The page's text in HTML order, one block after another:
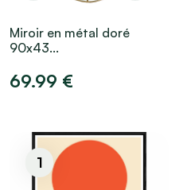
Miroir en métal doré
90x43...
69.99 €
1